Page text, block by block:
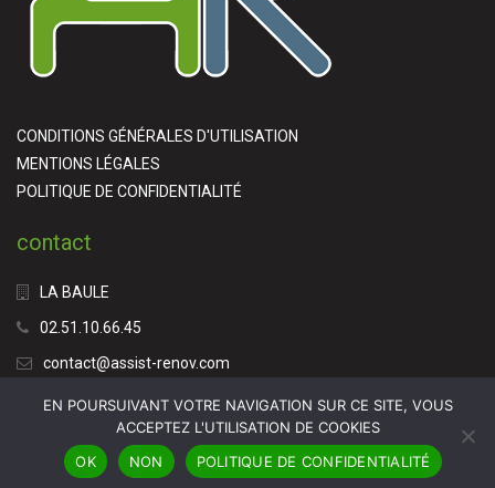
CONDITIONS GÉNÉRALES D'UTILISATION
MENTIONS LÉGALES
POLITIQUE DE CONFIDENTIALITÉ
contact
LA BAULE
02.51.10.66.45
contact@assist-renov.com
EN POURSUIVANT VOTRE NAVIGATION SUR CE SITE, VOUS
ACCEPTEZ L'UTILISATION DE COOKIES
OK
NON POLITIQUE DE CONFIDENTIALITÉ